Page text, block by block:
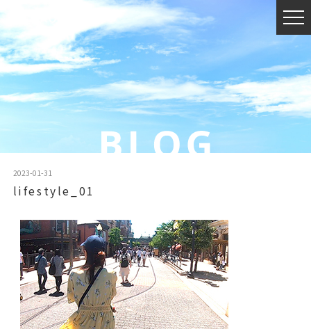
2023-01-31
lifestyle_01